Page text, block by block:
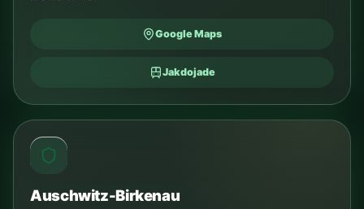
Jakdojade
Ojców
Am bequemsten mit dem Auto